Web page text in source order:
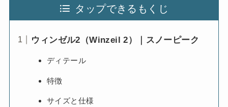
タップできるもくじ
ウィンゼル2（Winzeil 2）｜スノーピーク
ディテール
特徴
サイズと仕様